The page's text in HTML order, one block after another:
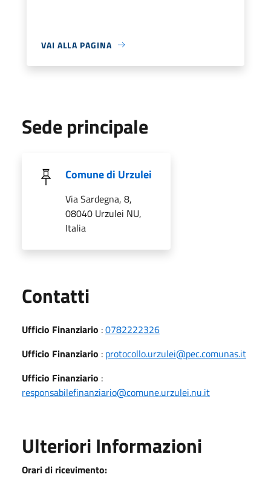
VAI ALLA PAGINA
Sede principale
Comune di Urzulei
Via Sardegna, 8,
08040 Urzulei NU,
Italia
Contatti
Ufficio Finanziario :0782222326
Ufficio Finanziario : protocollo.urzulei@pec.comunas.it
Ufficio Finanziario :
responsabilefinanziario@comune.urzulei.nu.it
Ulteriori Informazioni
Orari di ricevimento: